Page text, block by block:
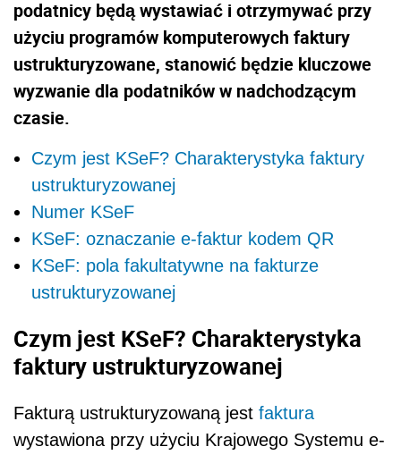
podatnicy będą wystawiać i otrzymywać przy
użyciu programów komputerowych faktury
ustrukturyzowane, stanowić będzie kluczowe
wyzwanie dla podatników w nadchodzącym
czasie.
Czym jest KSeF? Charakterystyka faktury
ustrukturyzowanej
Numer KSeF
KSeF: oznaczanie e-faktur kodem QR
KSeF: pola fakultatywne na fakturze
ustrukturyzowanej
Czym jest KSeF? Charakterystyka
faktury ustrukturyzowanej
Fakturą ustrukturyzowaną jest faktura
wystawiona przy użyciu Krajowego Systemu e-